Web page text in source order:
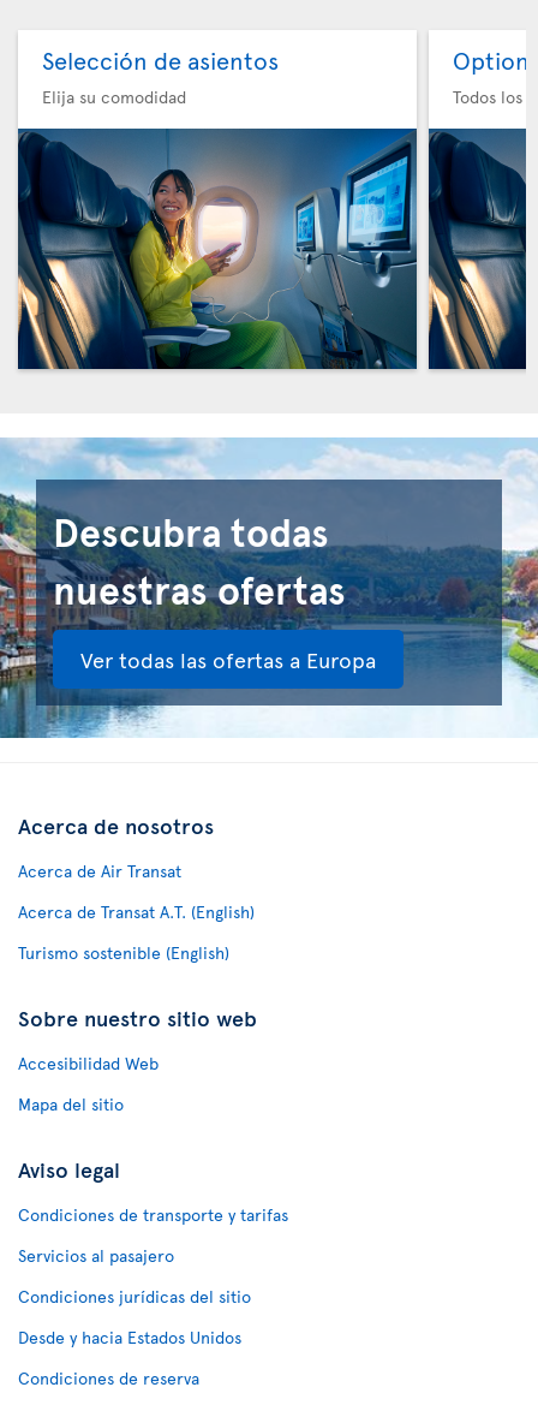
Selección de asientos
Elija su comodidad
Option
Todos los
Descubra todas
nuestras ofertas
Ver todas las ofertas a Europa
Acerca de nosotros
Acerca de Air Transat
Acerca de Transat A.T. (English)
Turismo sostenible (English)
Sobre nuestro sitio web
Accesibilidad Web
Mapa del sitio
Aviso legal
Condiciones de transporte y tarifas
Servicios al pasajero
Condiciones jurídicas del sitio
Desde y hacia Estados Unidos
Condiciones de reserva